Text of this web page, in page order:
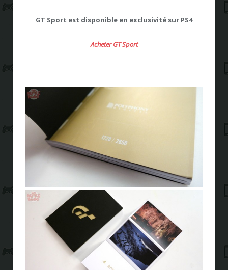
GT Sport est disponible en exclusivité sur PS4
Acheter GT Sport